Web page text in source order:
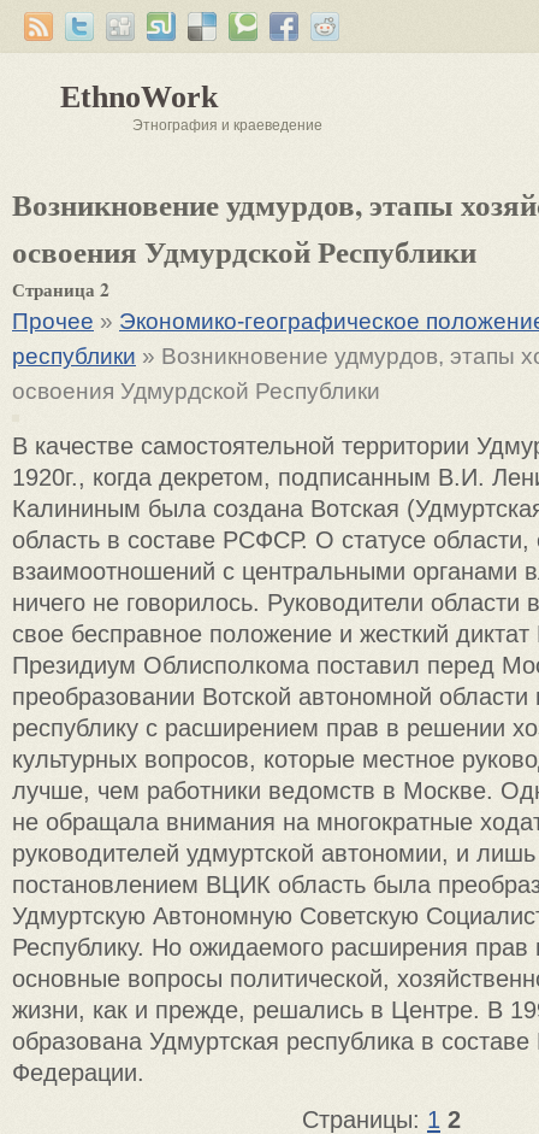
EthnoWork
Этнография и краеведение
Возникновение удмурдов, этапы
освоения Удмурдской Республики
Страница 2
Прочее » Экономико-географическое
республики » Возникновение удмурдов, этапы
освоения Удмурдской Республики
В качестве самостоятельной территории
1920г., когда декретом, подписанным В.И.
Калининым была создана Вотская
область в составе РСФСР. О статусе области,
взаимоотношений с центральными органами
ничего не говорилось. Руководители области
свое бесправное положение и жесткий
Президиум Облисполкома поставил перед
преобразовании Вотской автономной
республику с расширением прав в решении
культурных вопросов, которые местное
лучше, чем работники ведомств в Москве.
не обращала внимания на многократные
руководителей удмуртской автономии, и лишь
постановлением ВЦИК область была
Удмуртскую Автономную Советскую
Республику. Но ожидаемого расширения
основные вопросы политической,
жизни, как и прежде, решались в Центре. В
образована Удмуртская республика в составе
Федерации.
Страницы: 1 2